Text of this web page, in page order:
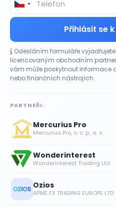
Přihlásit se
Odesláním formuláře
licencovaným obchodním
vám může poskytnout informace
nebo finančních nástrojích.
PARTNEŘI:
Mercurius Pro
Mercurius Pro, o. c. p., a. s.
Wonderinterest
Wonderinterest Trading Ltd
Ozios
APME FX TRADING EUROPE LTD
CO HÝBE TRHEM
Akcie Micron klesají, ale
paměťových čipů unikly
Micron Technology (MU) ve
se ztrátou 1,3 %. Výrobce
Jalapeňová
níž. Analytici